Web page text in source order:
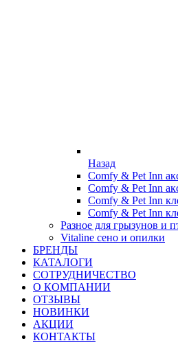
Назад
Comfy & Pet Inn
Comfy & Pet Inn
Comfy & Pet Inn
Comfy & Pet Inn
Разное для грызунов и
Vitaline сено и опилки
БРЕНДЫ
КАТАЛОГИ
СОТРУДНИЧЕСТВО
О КОМПАНИИ
ОТЗЫВЫ
НОВИНКИ
АКЦИИ
КОНТАКТЫ